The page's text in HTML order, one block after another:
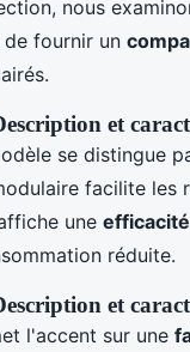
nous
fournir un
et
se distingue
facilite les
une
réduite.
et
l'accent sur une